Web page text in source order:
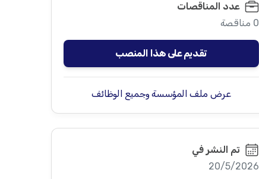
عدد المناقصات
0 مناقصة
تقديم على هذا المنصب
عرض ملف المؤسسة وجميع الوظائف
تم النشر في
20/5/2026